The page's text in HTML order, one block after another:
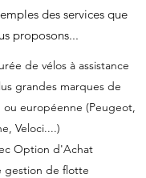
des services que
proposons...
de vélos à assistance
grandes marques de
ou européenne (Peugeot,
Veloci....)
Option d'Achat
gestion de flotte